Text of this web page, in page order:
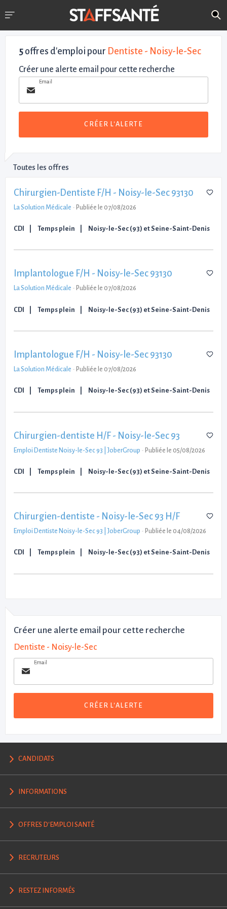
5 offres d'emploi pour Dentiste - Noisy-le-Sec
Créer une alerte email pour cette recherche
Email
CRÉER L'ALERTE
Toutes les offres
Chirurgien-Dentiste F/H - Noisy-le-Sec 93130
La Solution Médicale - Publiée le 07/08/2026
CDI Temps plein Noisy-le-Sec (93) et Seine-Saint-Denis
Implantologue F/H - Noisy-le-Sec 93130
La Solution Médicale - Publiée le 07/08/2026
CDI Temps plein Noisy-le-Sec (93) et Seine-Saint-Denis
Implantologue F/H - Noisy-le-Sec 93130
La Solution Médicale - Publiée le 07/08/2026
CDI Temps plein Noisy-le-Sec (93) et Seine-Saint-Denis
Chirurgien-dentiste H/F - Noisy-le-Sec 93
Emploi Dentiste Noisy-le-Sec 93 | JoberGroup - Publiée le 05/08/2026
CDI Temps plein Noisy-le-Sec (93) et Seine-Saint-Denis
Chirurgien-dentiste - Noisy-le-Sec 93 H/F
Emploi Dentiste Noisy-le-Sec 93 | JoberGroup - Publiée le 04/08/2026
CDI Temps plein Noisy-le-Sec (93) et Seine-Saint-Denis
Créer une alerte email pour cette recherche
Dentiste - Noisy-le-Sec
Email
CRÉER L'ALERTE
CANDIDATS
INFORMATIONS
OFFRES D'EMPLOI SANTÉ
RECRUTEURS
RESTEZ INFORMÉS